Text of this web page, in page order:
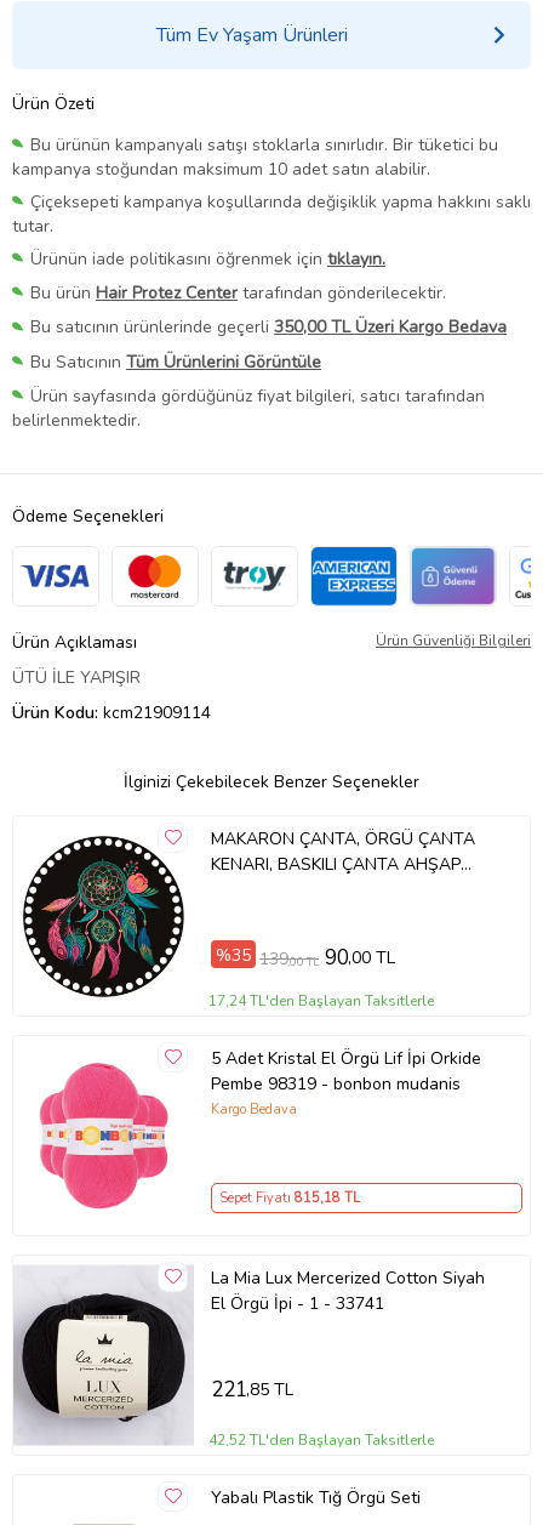
Tüm Ev Yaşam Ürünleri
Ürün Özeti
Bu ürünün kampanyalı satışı stoklarla sınırlıdır. Bir tüketici bu
kampanya stoğundan maksimum 10 adet satın alabilir.
Çiçeksepeti kampanya koşullarında değişiklik yapma hakkını saklı
tutar.
Ürünün iade politikasını öğrenmek için tıklayın.
Bu ürün Hair Protez Center tarafından gönderilecektir.
Bu satıcının ürünlerinde geçerli 350,00 TL Üzeri Kargo Bedava
Bu Satıcının Tüm Ürünlerini Görüntüle
Ürün sayfasında gördüğünüz fiyat bilgileri, satıcı tarafından
belirlenmektedir.
Ödeme Seçenekleri
Ürün Açıklaması Ürün Güvenliği Bilgileri
ÜTÜ İLE YAPIŞIR
Ürün Kodu: kcm21909114
İlginizi Çekebilecek Benzer Seçenekler
MAKARON ÇANTA, ÖRGÜ ÇANTA
KENARI, BASKILI ÇANTA AHŞAP
%35 139,00 TL 90,00 TL
17,24 TL'den Başlayan Taksitlerle
5 Adet Kristal El Örgü Lif İpi Orkide
Pembe 98319 - bonbon mudanis
Kargo Bedava
Sepet Fiyatı 815,18 TL
La Mia Lux Mercerized Cotton Siyah
El Örgü İpi - 1 - 33741
221,85 TL
42,52 TL'den Başlayan Taksitlerle
Yabalı Plastik Tığ Örgü Seti